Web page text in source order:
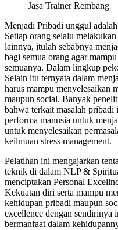
Jasa Trainer Rembang
Menjadi Pribadi unggul
Setiap orang selalu
lainnya, itulah sebabnya
bagi semua orang agar
semuanya. Dalam lingkup
Selain itu ternyata dalam
harus mampu menyelesaikan
maupun social. Banyak
bahwa terkait masalah pribadi
performa manusia untuk
untuk menyelesaikan
keilmuan stress management.
Pelatihan ini mengajarkan
teknik di dalam NLP &
menciptakan Personal
Kekuatan diri serta mampu
kehidupan pribadi maupun
excellence dengan
bermanfaat dalam